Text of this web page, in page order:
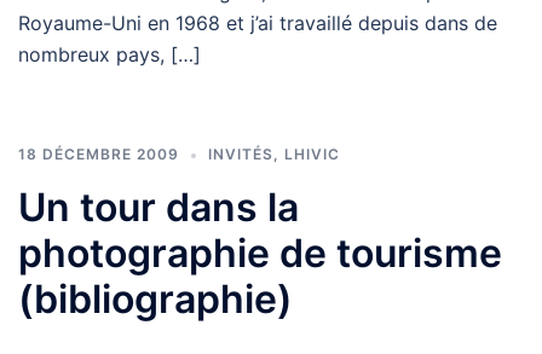
Royaume-Uni en 1968 et j’ai travaillé depuis dans de
nombreux pays, […]
18 DÉCEMBRE 2009 INVITÉS, LHIVIC
Un tour dans la
photographie de tourisme
(bibliographie)